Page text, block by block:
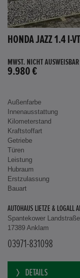
HONDA JAZZ 1.4 I-
MWST. NICHT AUSWEISBAR
9.980 €
Außenfarbe
Innenausstattung
Kilometerstand
Kraftstoffart
Getriebe
Türen
Leistung
Hubraum
Erstzulassung
Bauart
AUTOHAUS LIETZE & LOGALL
Spantekower
17389 Anklam
03971-831098
DETAILS